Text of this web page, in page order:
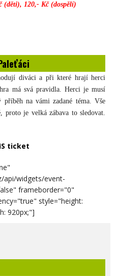
(děti), 120,- Kč (dospělí)
diváci a při které hrají herci
má svá pravidla. Herci je musí
na vámi zadané téma. Vše
proto je velká zábava to sledovat.
ticket
api/widgets/event-
frameborder="0"
style="height:
920px;"]